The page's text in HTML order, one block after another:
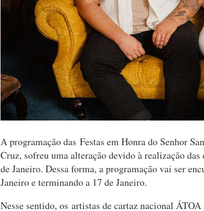
A programação das Festas em Honra do Senhor
Cruz, sofreu uma alteração devido à realização
de Janeiro. Dessa forma, a programação vai ser
Janeiro e terminando a 17 de Janeiro.
Nesse sentido, os artistas de cartaz nacional